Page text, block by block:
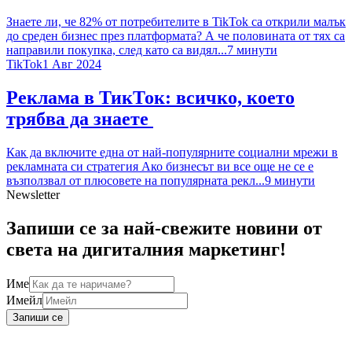
Знаете ли, че 82% от потребителите в TikTok са открили малък
до среден бизнес през платформата? А че половината от тях са
направили покупка, след като са видял...7 минути
TikTok1 Авг 2024
Реклама в ТикТок: всичко, което
трябва да знаете
Как да включите една от най-популярните социални мрежи в
рекламната си стратегия Ако бизнесът ви все още не се е
възползвал от плюсовете на популярната рекл...9 минути
Newsletter
Запиши се за най-свежите новини от
света на дигиталния маркетинг!
Име
Имейл
Запиши се